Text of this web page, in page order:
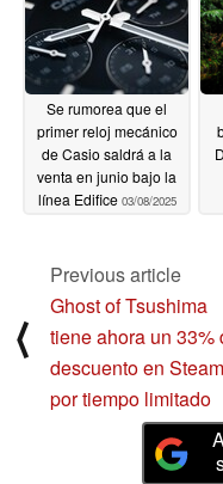
Se rumorea que el
primer reloj mecánico
de Casio saldrá a la
venta en junio bajo la
línea Edifice 03/08/2025
⟨
Previous article
Ghost of Tsushima
tiene ahora un 33%
descuento en Steam
por tiempo limitado